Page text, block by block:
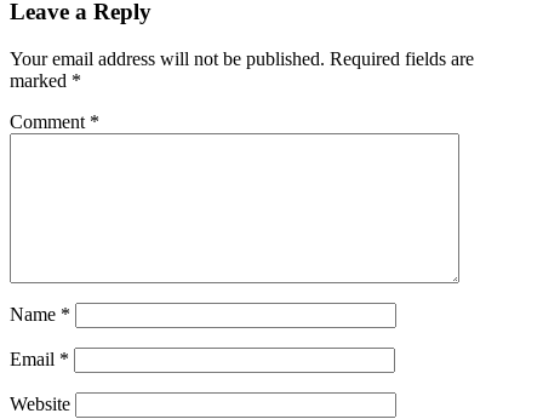
Leave a Reply
Your email address will not be published. Required fields are
marked *
Comment *
Name *
Email *
Website